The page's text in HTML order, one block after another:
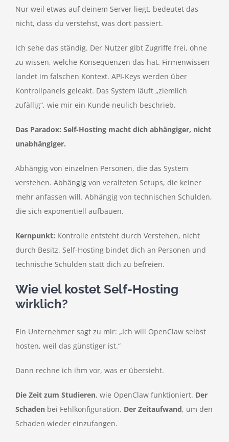
Nur weil etwas auf deinem Server liegt, bedeutet das
nicht, dass du verstehst, was dort passiert.
Ich sehe das ständig. Der Nutzer gibt Zugriffe frei, ohne
zu wissen, welche Konsequenzen das hat. Firmenwissen
landet im falschen Kontext. API-Keys werden über
Kontrollpanels geleakt. Das System läuft „ziemlich
zufällig“, wie mir ein Kunde neulich beschrieb.
Das Paradox: Self-Hosting macht dich abhängiger, nicht
unabhängiger.
Abhängig von einzelnen Personen, die das System
verstehen. Abhängig von veralteten Setups, die keiner
mehr anfassen will. Abhängig von technischen Schulden,
die sich exponentiell aufbauen.
Kernpunkt: Kontrolle entsteht durch Verstehen, nicht
durch Besitz. Self-Hosting bindet dich an Personen und
technische Schulden statt dich zu befreien.
Wie viel kostet Self-Hosting
wirklich?
Ein Unternehmer sagt zu mir: „Ich will OpenClaw selbst
hosten, weil das günstiger ist.“
Dann rechne ich ihm vor, was er übersieht.
Die Zeit zum Studieren, wie OpenClaw funktioniert. Der
Schaden bei Fehlkonfiguration. Der Zeitaufwand, um den
Schaden wieder einzufangen.